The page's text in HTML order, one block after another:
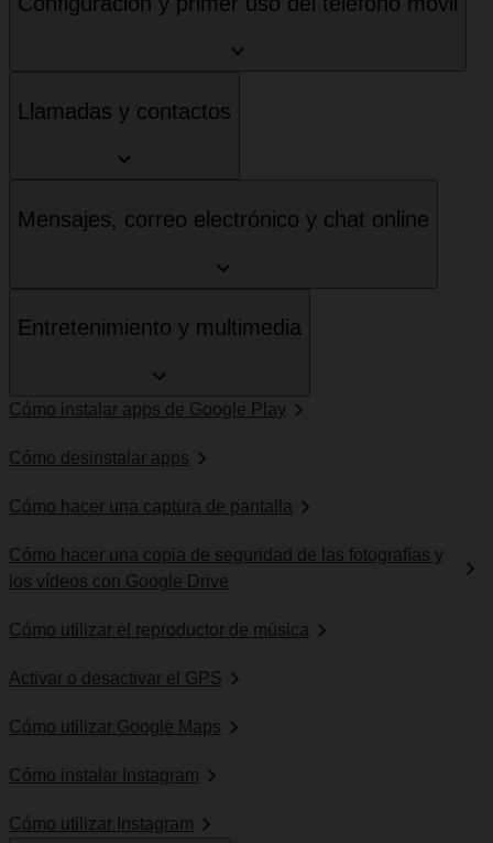
Llamadas y contactos
Mensajes, correo electrónico y chat online
Entretenimiento y multimedia
Cómo instalar apps de Google Play
Cómo desinstalar apps
Cómo hacer una captura de pantalla
Cómo hacer una copia de seguridad de las fotografías y
los vídeos con Google Drive
Cómo utilizar el reproductor de música
Activar o desactivar el GPS
Cómo utilizar Google Maps
Cómo instalar Instagram
Cómo utilizar Instagram